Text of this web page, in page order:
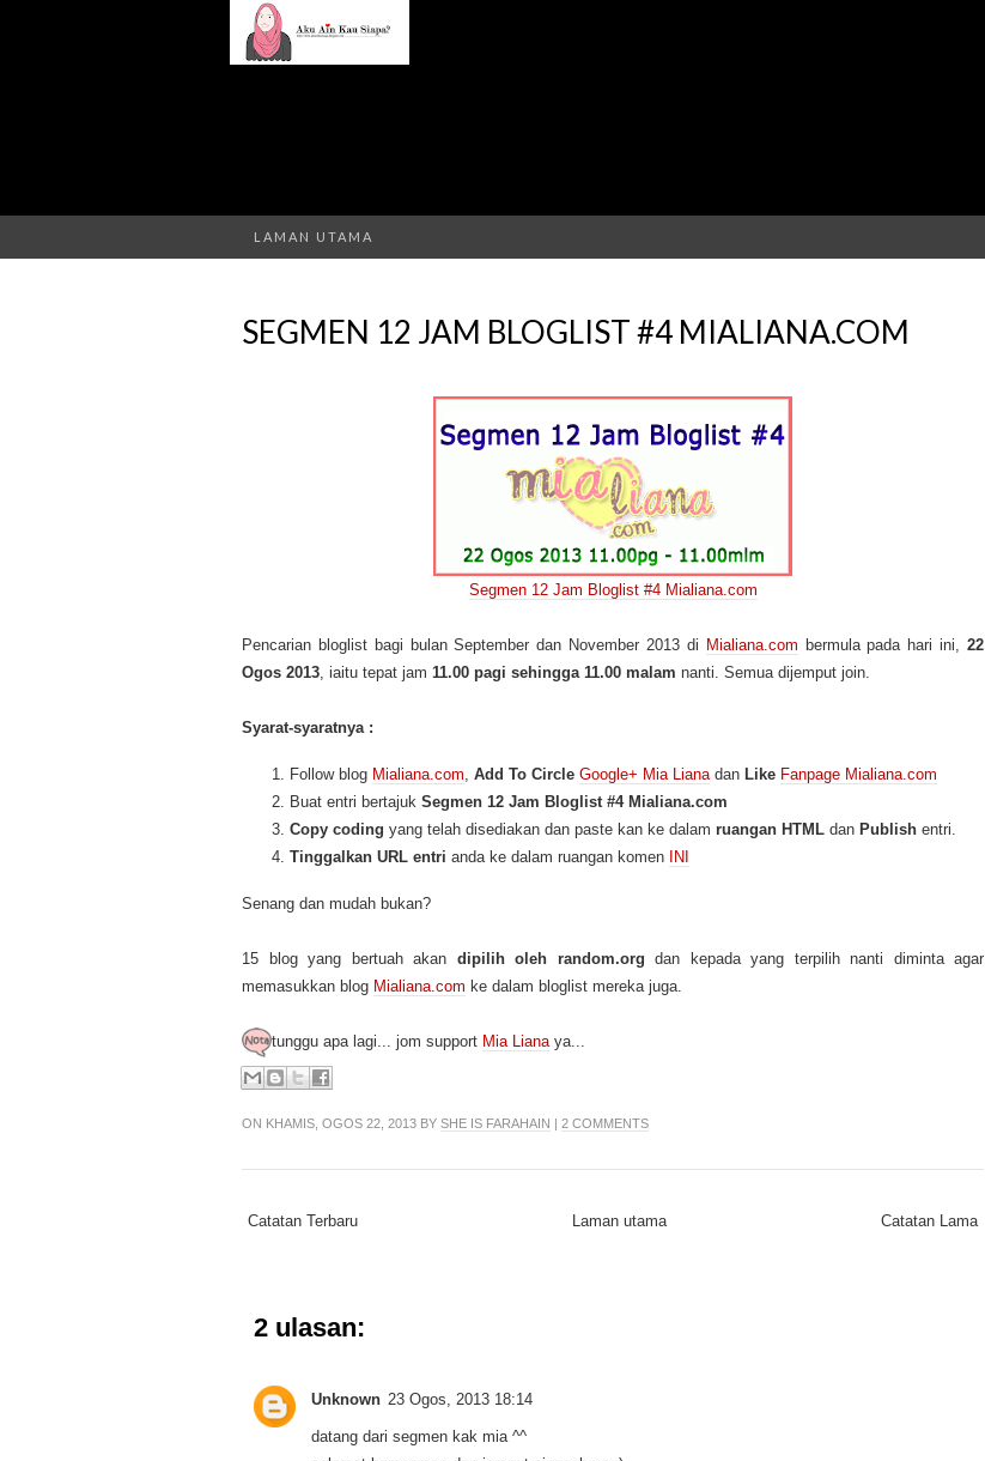
LAMAN UTAMA
SEGMEN 12 JAM BLOGLIST #4 MIALIANA.COM
Segmen 12 Jam Bloglist #4 Mialiana.com
Pencarian bloglist bagi bulan September dan November 2013 di Mialiana.com bermula pada hari ini,22
Ogos 2013, iaitu tepat jam 11.00 pagi sehingga 11.00 malam nanti. Semua dijemput join.
Syarat-syaratnya :
Follow blog Mialiana.com, Add To Circle Google+ Mia Lianadan Like Fanpage Mialiana.com
Buat entri bertajuk Segmen 12 Jam Bloglist #4 Mialiana.com
Copy coding yang telah disediakan dan paste kan ke dalam ruangan HTML dan Publish entri.
Tinggalkan URL entri anda ke dalam ruangan komen INI
Senang dan mudah bukan?
15 blog yang bertuah akan dipilih oleh random.org dan kepada yang terpilih nanti diminta agar
memasukkan blog Mialiana.com ke dalam bloglist mereka juga.
tunggu apa lagi... jom support Mia Lianaya...
ON KHAMIS, OGOS 22, 2013 BY SHE IS FARAHAIN | 2 COMMENTS
Catatan Terbaru Catatan Lama
Laman utama
2 ulasan:
Unknown 23 Ogos, 2013 18:14
datang dari segmen kak mia ^^